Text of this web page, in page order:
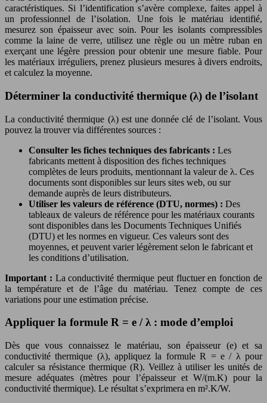
caractéristiques. Si l’identification s’avère complexe, faites appel à
un professionnel de l’isolation. Une fois le matériau identifié,
mesurez son épaisseur avec soin. Pour les isolants compressibles
comme la laine de verre, utilisez une règle ou un mètre ruban en
exerçant une légère pression pour obtenir une mesure fiable. Pour
les matériaux irréguliers, prenez plusieurs mesures à divers endroits,
et calculez la moyenne.
Déterminer la conductivité thermique (λ) de l’isolant
La conductivité thermique (λ) est une donnée clé de l’isolant. Vous
pouvez la trouver via différentes sources :
Consulter les fiches techniques des fabricants : Les
fabricants mettent à disposition des fiches techniques
complètes de leurs produits, mentionnant la valeur de λ. Ces
documents sont disponibles sur leurs sites web, ou sur
demande auprès de leurs distributeurs.
Utiliser les valeurs de référence (DTU, normes) : Des
tableaux de valeurs de référence pour les matériaux courants
sont disponibles dans les Documents Techniques Unifiés
(DTU) et les normes en vigueur. Ces valeurs sont des
moyennes, et peuvent varier légèrement selon le fabricant et
les conditions d’utilisation.
Important : La conductivité thermique peut fluctuer en fonction de
la température et de l’âge du matériau. Tenez compte de ces
variations pour une estimation précise.
Appliquer la formule R = e / λ : mode d’emploi
Dès que vous connaissez le matériau, son épaisseur (e) et sa
conductivité thermique (λ), appliquez la formule R = e / λ pour
calculer sa résistance thermique (R). Veillez à utiliser les unités de
mesure adéquates (mètres pour l’épaisseur et W/(m.K) pour la
conductivité thermique). Le résultat s’exprimera en m².K/W.